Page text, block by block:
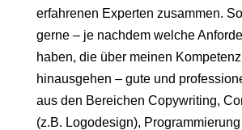
erfahrenen Experten zusammen.
gerne – je nachdem welche
haben, die über meinen
hinausgehen – gute und
aus den Bereichen Copywriting,
(z.B. Logodesign),